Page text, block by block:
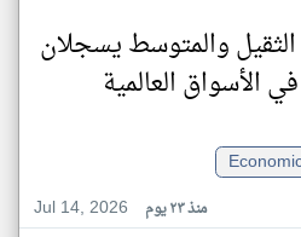
الثقيل والمتوسط يسجلان
الأسواق العالمية
Jul 14, 2026
منذ ٢٣ يوم